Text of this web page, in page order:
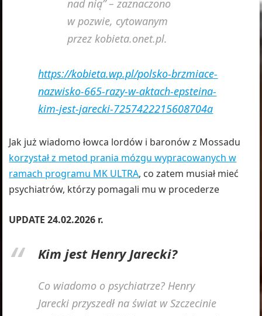
nad nią” – zaznaczono
w pozwie, cytowanym
przez kobieta.onet.pl.
https://kobieta.wp.pl/polsko-brzmiace-
nazwisko-665-razy-w-aktach-epsteina-
kim-jest-jarecki-7257422215608704a
Jak już wiadomo łowca lordów i baronów z Mossadu
korzystał z metod prania mózgu wypracowanych w
ramach programu MK ULTRA, co zatem musiał mieć
psychiatrów, którzy pomagali mu w procederze
UPDATE 24.02.2026 r.
Kim jest Henry Jarecki?
Co wiadomo o psychiatrze? Henry
Jarecki przyszedł na świat w Szczecinie